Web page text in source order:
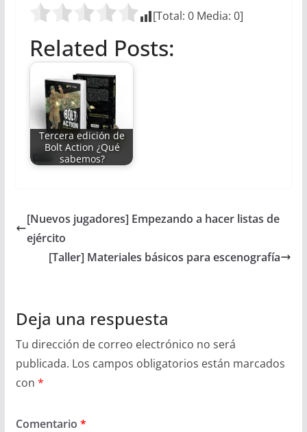
[Total: 0Media: 0]
Related Posts:
Tercera edición de
Bolt Action ¿Qué
sabemos?
[Nuevos jugadores] Empezando a hacer listas de
ejército
[Taller] Materiales básicos para escenografía
Deja una respuesta
Tu dirección de correo electrónico no será
publicada. Los campos obligatorios están marcados
con *
Comentario *